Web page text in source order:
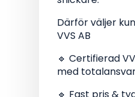
Därför väljer
VVS AB
🔹 Certifierad
med
🔹 Fast pris &